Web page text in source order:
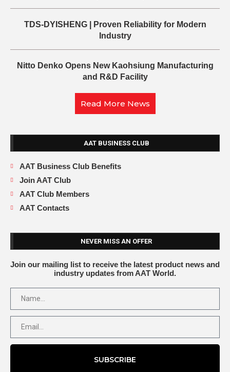
TDS-DYISHENG | Proven Reliability for Modern
Industry
Nitto Denko Opens New Kaohsiung Manufacturing
and R&D Facility
Read More News
AAT BUSINESS CLUB
AAT Business Club Benefits
Join AAT Club
AAT Club Members
AAT Contacts
NEVER MISS AN OFFER
Join our mailing list to receive the latest product news and
industry updates from AAT World.
SUBSCRIBE